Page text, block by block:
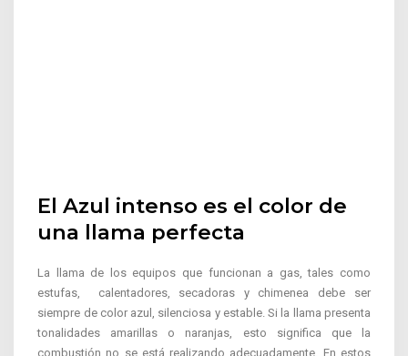
El Azul intenso es el color de
una llama perfecta
La llama de los equipos que funcionan a gas, tales como
estufas, calentadores, secadoras y chimenea debe ser
siempre de color azul, silenciosa y estable. Si la llama presenta
tonalidades amarillas o naranjas, esto significa que la
combustión no se está realizando adecuadamente. En estos